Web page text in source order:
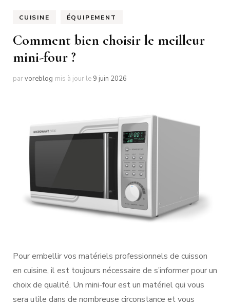
CUISINE ÉQUIPEMENT
Comment bien choisir le meilleur
mini-four ?
parvoreblog mis à jour le 9 juin 2026
Pour embellir vos matériels professionnels de cuisson
en cuisine, il est toujours nécessaire de s’informer pour un
choix de qualité. Un mini-four est un matériel qui vous
sera utile dans de nombreuse circonstance et vous